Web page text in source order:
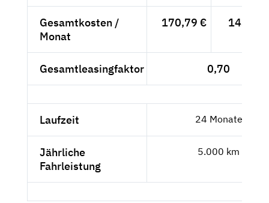
Gesamtkosten /
Monat
170,79 € 143,52
Gesamtleasingfaktor 0,70
Laufzeit 24 Monate
Jährliche
Fahrleistung
5.000 km